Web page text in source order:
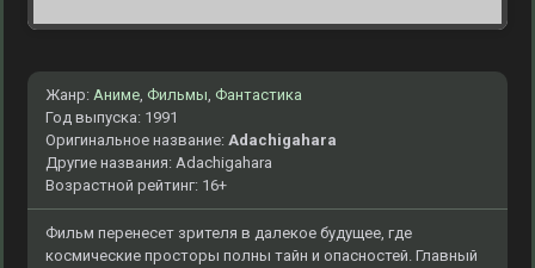
Жанр: Аниме, Фильмы, Фантастика
Год выпуска: 1991
Оригинальное название: Adachigahara
Другие названия: Adachigahara
Возрастной рейтинг: 16+
Фильм перенесет зрителя в далекое будущее, где
космические просторы полны тайн и опасностей. Главный